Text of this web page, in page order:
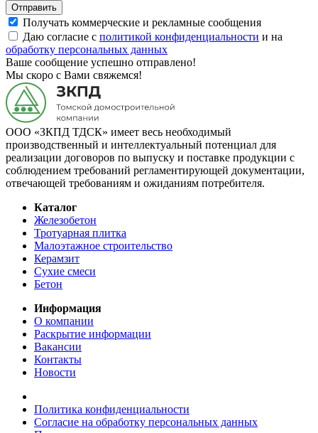
Отправить
Получать коммерческие и рекламные сообщения
Даю согласие с политикой конфиденциальности и на
обработку персональных данных
Ваше сообщение успешно отправлено!
Мы скоро с Вами свяжемся!
ООО «ЗКПД ТДСК» имеет весь необходимый
производственный и интеллектуальный потенциал для
реализации договоров по выпуску и поставке продукции с
соблюдением требований регламентирующей документации,
отвечающей требованиям и ожиданиям потребителя.
Каталог
Железобетон
Тротуарная плитка
Малоэтажное строительство
Керамзит
Сухие смеси
Бетон
Информация
О компании
Раскрытие информации
Вакансии
Контакты
Новости
Политика конфиденциальности
Согласие на обработку персональных данных